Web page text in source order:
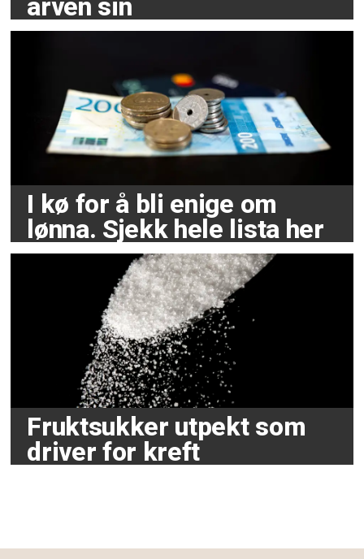
arven sin
I kø for å bli enige om
lønna. Sjekk hele lista her
Fruktsukker utpekt som
driver for kreft